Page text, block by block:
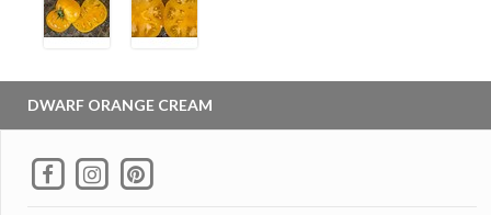
DWARF ORANGE CREAM